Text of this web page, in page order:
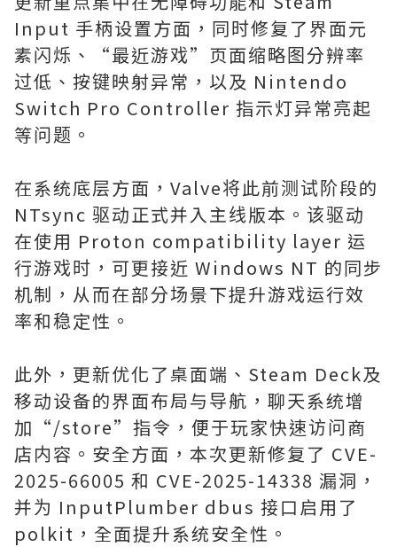
Input 手柄设置方面，同时修复了界面元
素闪烁、“最近游戏”页面缩略图分辨率
过低、按键映射异常，以及 Nintendo
Switch Pro Controller 指示灯异常亮起
等问题。
在系统底层方面，Valve将此前测试阶段的
NTsync 驱动正式并入主线版本。该驱动
在使用 Proton compatibility layer 运
行游戏时，可更接近 Windows NT 的同步
机制，从而在部分场景下提升游戏运行效
率和稳定性。
此外，更新优化了桌面端、Steam Deck及
移动设备的界面布局与导航，聊天系统增
加“/store”指令，便于玩家快速访问商
店内容。安全方面，本次更新修复了 CVE-
2025-66005 和 CVE-2025-14338 漏洞，
并为 InputPlumber dbus 接口启用了
polkit，全面提升系统安全性。